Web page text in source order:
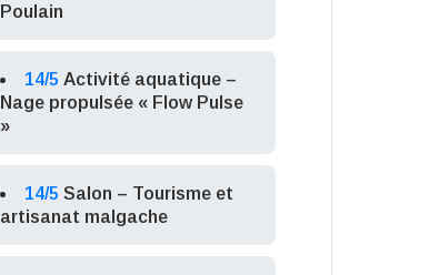
Poulain
14/5 Activité aquatique –
Nage propulsée « Flow Pulse
»
14/5 Salon – Tourisme et
artisanat malgache